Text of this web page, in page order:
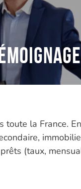
toute la France.
(taux,